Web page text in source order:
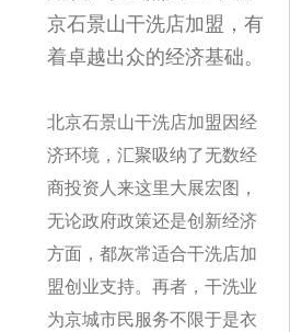
京石景山干洗店加盟，有
着卓越出众的经济基础。
北京石景山干洗店加盟因经
济环境，汇聚吸纳了无数经
商投资人来这里大展宏图，
无论政府政策还是创新经济
方面，都灰常适合干洗店加
盟创业支持。再者，干洗业
为京城市民服务不限于是衣